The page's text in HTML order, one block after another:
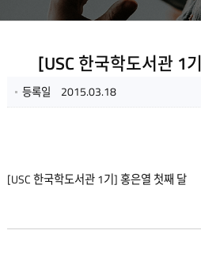
[USC 한국학도서관 1
등록일 2015.03.18
[USC 한국학도서관 1기] 홍은열 첫째 달